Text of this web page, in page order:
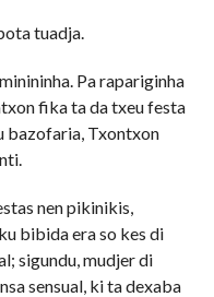
tuadja.
Pa rapariginha
fika ta da txeu festa
bazofaria, Txontxon
nen pikinikis,
bibida era so kes di
sigundu, mudjer di
sensual, ki ta dexaba